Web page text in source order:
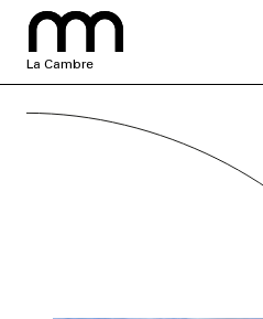
La Cambre